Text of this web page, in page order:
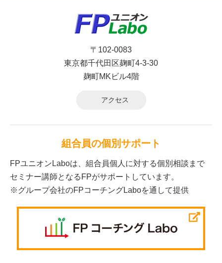
〒102-0083
東京都千代田区麹町4-3-30
麹町MKビル4階
アクセス
組合員の個別サポート
FPユニオンLaboは、組合員個人に対する個別相談まで
セミナー講師となるFPがサポートしています。
※グループ会社のFPコーチングLaboを通して提供